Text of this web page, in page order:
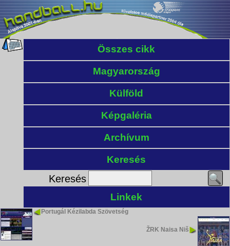
Összes cikk
Magyarország
Külföld
Képgaléria
Archívum
Keresés
Keresés
Linkek
Portugál Kézilabda Szövetség
ŽRK Naisa Niš